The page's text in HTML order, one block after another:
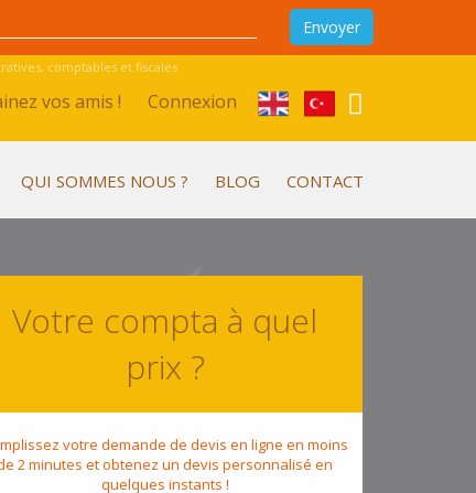
comptables et fiscales
vos amis ! Connexion
QUI SOMMES NOUS ? BLOG CONTACT
Votre compta à quel
prix ?
votre demande de devis en ligne en moins
2 minutes et obtenez un devis personnalisé en
quelques instants !